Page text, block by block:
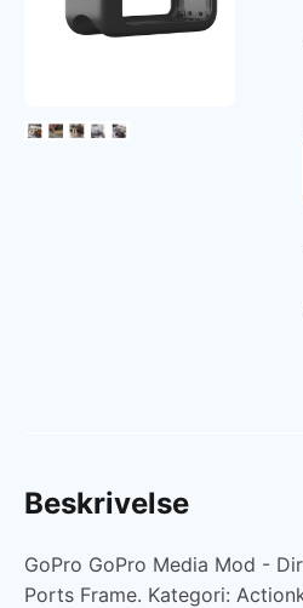
Beskrivelse
GoPro GoPro Media Mod -
Ports Frame. Kategori: